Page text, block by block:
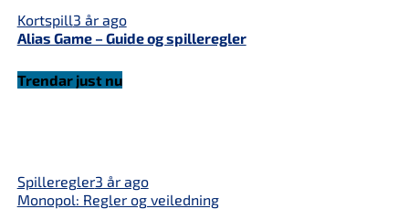
Kortspill3 år ago
Alias ​​​​Game – Guide og spilleregler
Trendar just nu
Spilleregler3 år ago
Monopol: Regler og veiledning